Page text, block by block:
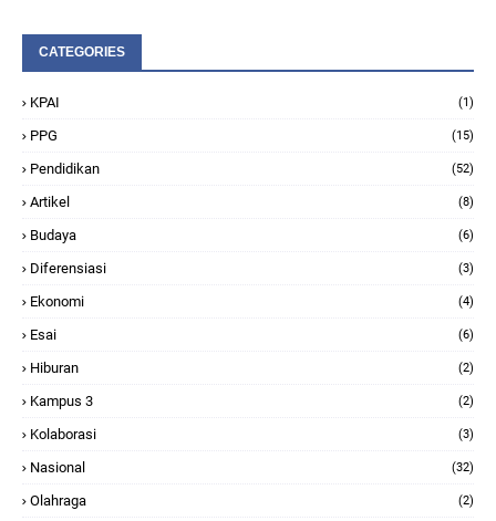
CATEGORIES
KPAI (1)
PPG (15)
Pendidikan (52)
Artikel (8)
Budaya (6)
Diferensiasi (3)
Ekonomi (4)
Esai (6)
Hiburan (2)
Kampus 3 (2)
Kolaborasi (3)
Nasional (32)
Olahraga (2)